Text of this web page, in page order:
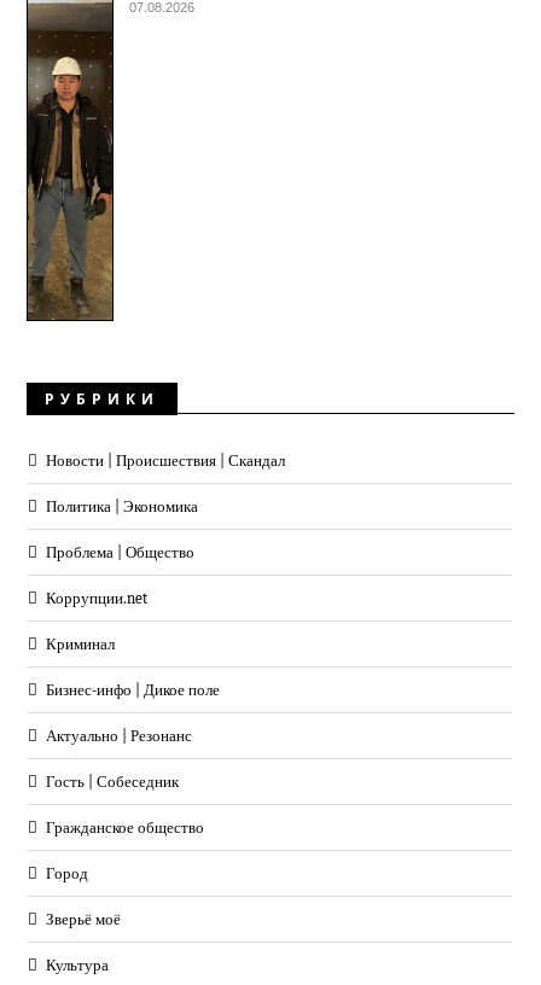
07.08.2026
РУБРИКИ
Новости | Происшествия | Скандал
Политика | Экономика
Проблема | Общество
Коррупции.net
Криминал
Бизнес-инфо | Дикое поле
Актуально | Резонанс
Гость | Собеседник
Гражданское общество
Город
Зверьё моё
Культура